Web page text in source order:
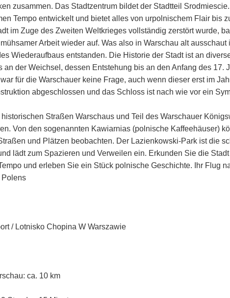
zusammen. Das Stadtzentrum bildet der Stadtteil
Tempo entwickelt und bietet alles von urpolnischem Flair bis
im Zuge des Zweiten Weltkrieges vollständig zerstört wurde,
Arbeit wieder auf. Was also in Warschau alt ausschaut
Wiederaufbaus entstanden. Die Historie der Stadt ist an
an der Weichsel, dessen Entstehung bis an den Anfang des 17.
für die Warschauer keine Frage, auch wenn dieser erst im
abgeschlossen und das Schloss ist nach wie vor ein
Straßen Warschaus und Teil des Warschauer
Von den sogenannten Kawiarnias (polnische Kaffeehäuser)
und Plätzen beobachten. Der Lazienkowski-Park ist die
lädt zum Spazieren und Verweilen ein. Erkunden Sie die
und erleben Sie ein Stück polnische Geschichte. Ihr Flug
Polens
/ Lotnisko Chopina W Warszawie
ca. 10 km